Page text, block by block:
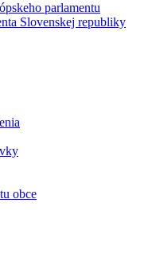
parlamentu
Slovenskej republiky
obce